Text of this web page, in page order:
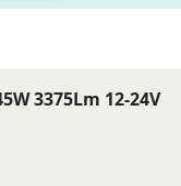
3375Lm 12-24V